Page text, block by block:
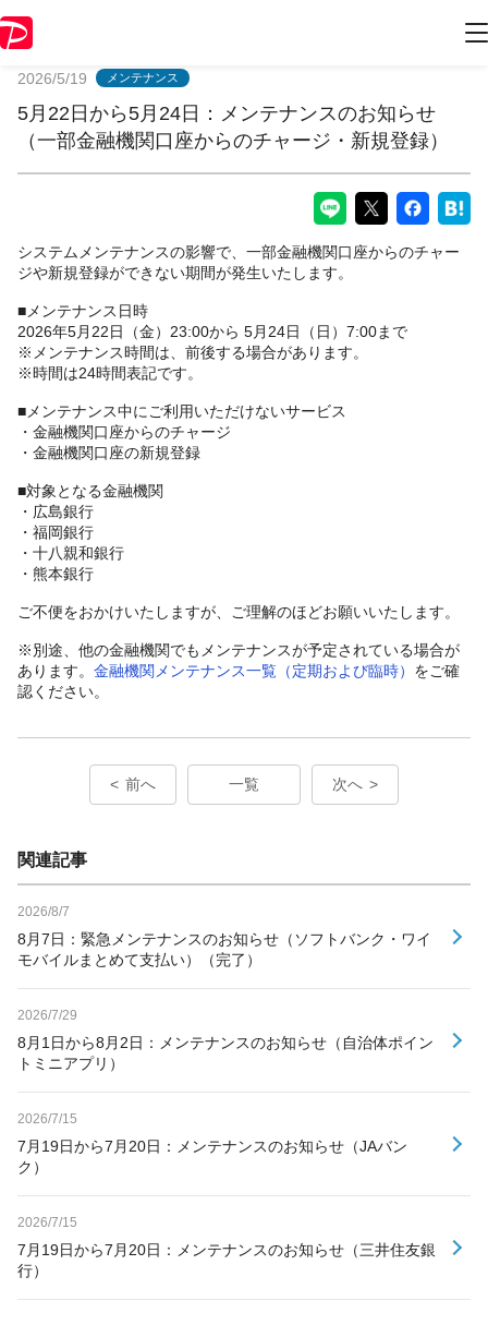
2026/5/19 メンテナンス
5月22日から5月24日：メンテナンスのお知らせ
（一部金融機関口座からのチャージ・新規登録）
システムメンテナンスの影響で、一部金融機関口座からのチャー
ジや新規登録ができない期間が発生いたします。
■メンテナンス日時
2026年5月22日（金）23:00から 5月24日（日）7:00まで
※メンテナンス時間は、前後する場合があります。
※時間は24時間表記です。
■メンテナンス中にご利用いただけないサービス
・金融機関口座からのチャージ
・金融機関口座の新規登録
■対象となる金融機関
・広島銀行
・福岡銀行
・十八親和銀行
・熊本銀行
ご不便をおかけいたしますが、ご理解のほどお願いいたします。
※別途、他の金融機関でもメンテナンスが予定されている場合が
あります。 金融機関メンテナンス一覧（定期および臨時） をご確
認ください。
前へ 一覧 次へ
関連記事
2026/8/7
8月7日：緊急メンテナンスのお知らせ（ソフトバンク・ワイ
モバイルまとめて支払い）（完了）
2026/7/29
8月1日から8月2日：メンテナンスのお知らせ（自治体ポイン
トミニアプリ）
2026/7/15
7月19日から7月20日：メンテナンスのお知らせ（JAバン
ク）
2026/7/15
7月19日から7月20日：メンテナンスのお知らせ（三井住友銀
行）